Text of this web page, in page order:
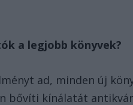
a legjobb könyvek?
ad, minden új
bővíti kínálatát